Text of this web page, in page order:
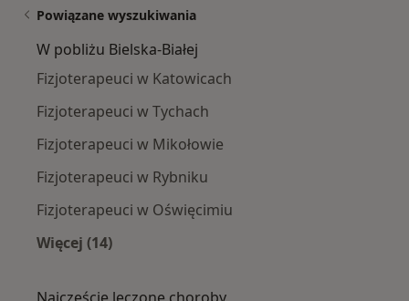
Powiązane wyszukiwania
W pobliżu Bielska-Białej
Fizjoterapeuci w Katowicach
Fizjoterapeuci w Tychach
Fizjoterapeuci w Mikołowie
Fizjoterapeuci w Rybniku
Fizjoterapeuci w Oświęcimiu
Więcej (14)